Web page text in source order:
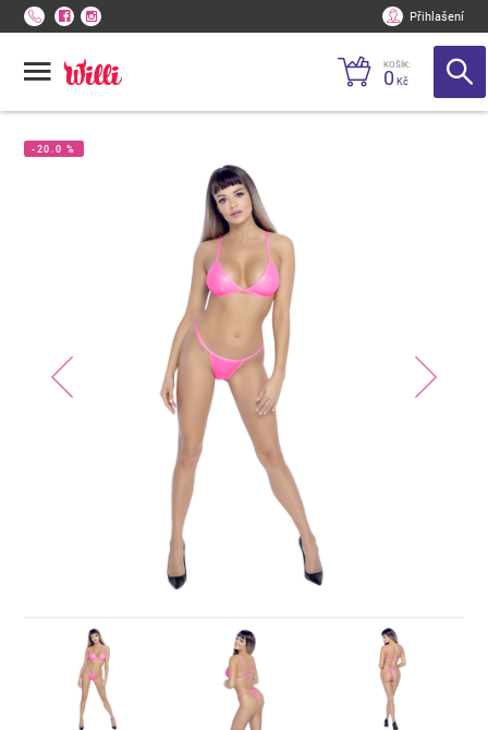
Přihlašení
KOŠÍK:
0 Kč
-20.0 %